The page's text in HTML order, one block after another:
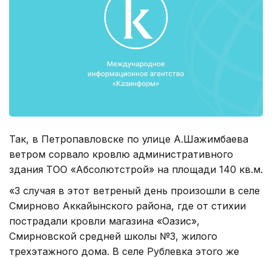
Так, в Петропавловске по улице А.Шажимбаева
ветром сорвало кровлю административного
здания ТОО «Абсолютстрой» на площади 140 кв.м.
«3 случая в этот ветреный день произошли в селе
Смирново Аккайынского района, где от стихии
пострадали кровли магазина «Оазис»,
Смирновской средней школы №3, жилого
трехэтажного дома. В селе Рублевка этого же